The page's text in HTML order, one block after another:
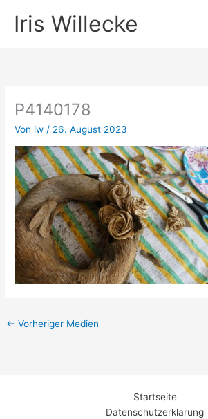
InhaltIris Willecke
P4140178
Von iw / 26. August 2023
← Vorheriger Medien
Startseite
Datenschutzerklärung